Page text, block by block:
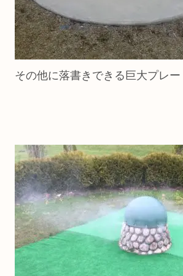
その他に落書きできる巨大プレー